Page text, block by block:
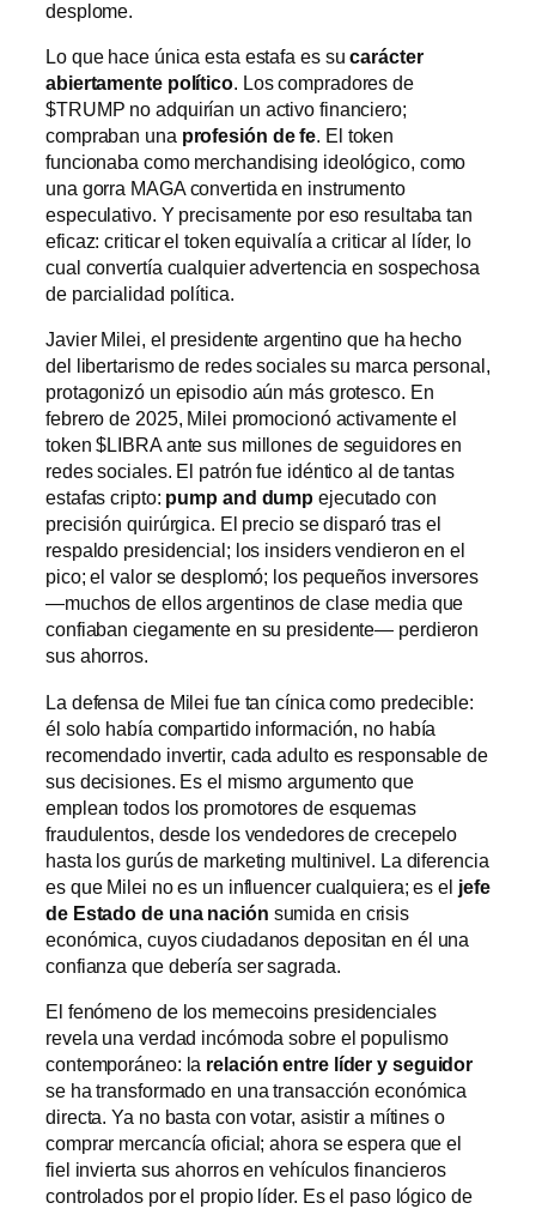
desplome.
Lo que hace única esta estafa es sucarácter
abiertamente político. Los compradores de
$TRUMP no adquirían un activo financiero;
compraban una profesión de fe. El token
funcionaba como merchandising ideológico, como
una gorra MAGA convertida en instrumento
especulativo. Y precisamente por eso resultaba tan
eficaz: criticar el token equivalía a criticar al líder, lo
cual convertía cualquier advertencia en sospechosa
de parcialidad política.
Javier Milei, el presidente argentino que ha hecho
del libertarismo de redes sociales su marca personal,
protagonizó un episodio aún más grotesco. En
febrero de 2025, Milei promocionó activamente el
token $LIBRA ante sus millones de seguidores en
redes sociales. El patrón fue idéntico al de tantas
estafas cripto: pump and dump ejecutado con
precisión quirúrgica. El precio se disparó tras el
respaldo presidencial; los insiders vendieron en el
pico; el valor se desplomó; los pequeños inversores
—muchos de ellos argentinos de clase media que
confiaban ciegamente en su presidente— perdieron
sus ahorros.
La defensa de Milei fue tan cínica como predecible:
él solo había compartido información, no había
recomendado invertir, cada adulto es responsable de
sus decisiones. Es el mismo argumento que
emplean todos los promotores de esquemas
fraudulentos, desde los vendedores de crecepelo
hasta los gurús de marketing multinivel. La diferencia
es que Milei no es un influencer cualquiera; es el jefe
de Estado de una nación sumida en crisis
económica, cuyos ciudadanos depositan en él una
confianza que debería ser sagrada.
El fenómeno de los memecoins presidenciales
revela una verdad incómoda sobre el populismo
contemporáneo: la relación entre líder y seguidor
se ha transformado en una transacción económica
directa. Ya no basta con votar, asistir a mítines o
comprar mercancía oficial; ahora se espera que el
fiel invierta sus ahorros en vehículos financieros
controlados por el propio líder. Es el paso lógico de